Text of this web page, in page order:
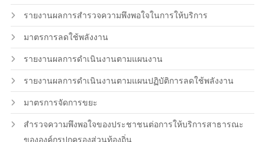
รายงานผลการสำรวจความพึงพอใจในการให้บริการ
มาตรการลดใช้พลังงาน
รายงานผลการดำเนินงานตามแผนงาน
รายงานผลการดำเนินงานตามแผนปฏิบัติการลดใช้พลังงาน
มาตรการจัดการขยะ
สำรวจความพึงพอใจของประชาชนต่อการให้บริการสาธารณะ
ขององค์กรปกครองส่วนท้องถิ่น